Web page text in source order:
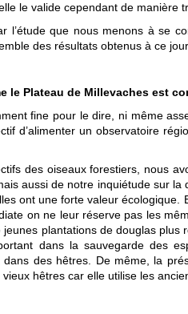
le valide cependant de manière
l’étude que nous menons à se
des résultats obtenus à ce
le Plateau de Millevaches est
fine pour le dire, ni même
d’alimenter un observatoire
des oiseaux forestiers, nous
aussi de notre inquiétude sur
ont une forte valeur
on ne leur réserve pas les
plantations de douglas
dans la sauvegarde des
dans des hêtres. De même, la
hêtres car elle utilise les